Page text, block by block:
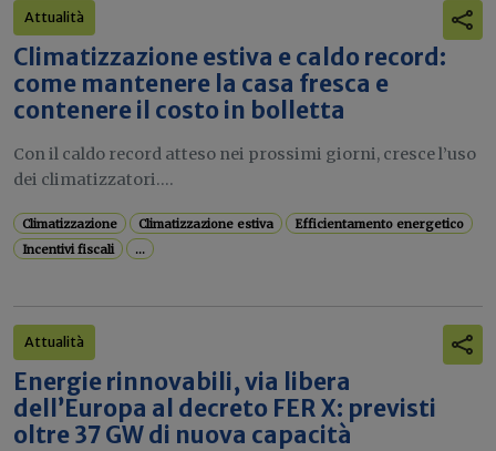
Attualità
Climatizzazione estiva e caldo record:
come mantenere la casa fresca e
contenere il costo in bolletta
Con il caldo record atteso nei prossimi giorni, cresce l’uso
dei climatizzatori....
Climatizzazione Climatizzazione estiva
Efficientamento energetico
Incentivi fiscali
...
Attualità
Energie rinnovabili, via libera
dell’Europa al decreto FER X: previsti
oltre 37 GW di nuova capacità